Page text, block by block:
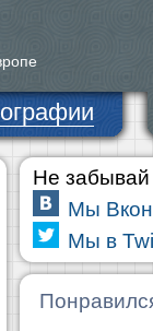
Не забывай
Мы
Мы в